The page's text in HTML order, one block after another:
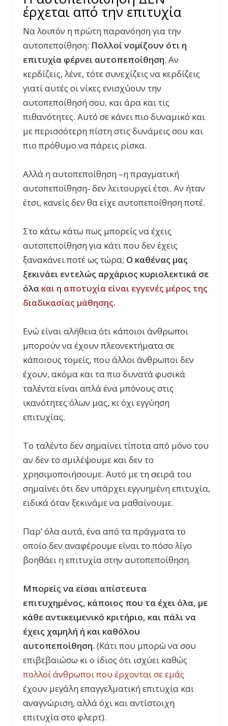
έρχεται από την επιτυχία
Να λοιπόν η πρώτη παρανόηση για την
αυτοπεποίθηση: Πολλοί νομίζουν ότι η
επιτυχία φέρνει αυτοπεποίθηση. Αν
κερδίζεις, λένε, τότε συνεχίζεις να κερδίζεις
γιατί αυτές οι νίκες ενισχύουν την
αυτοπεποίθησή σου, και άρα και τις
πιθανότητες. Αυτό σε κάνει πιο δυναμικό και
με περισσότερη πίστη στις δυνάμεις σου και
πιο πρόθυμο να πάρεις ρίσκα.
Αλλά η αυτοπεποίθηση –η πραγματική
αυτοπεποίθηση- δεν λειτουργεί έτσι. Αν ήταν
έτσι, κανείς δεν θα είχε αυτοπεποίθηση ποτέ.
Στο κάτω κάτω πως μπορείς να έχεις
αυτοπεποίθηση για κάτι που δεν έχεις
ξανακάνει ποτέ ως τώρα; Ο καθένας μας
ξεκινάει εντελώς αρχάριος κυριολεκτικά σε
όλα και η αποτυχία είναι εγγενές μέρος της
διαδικασίας μάθησης.
Ενώ είναι αλήθεια ότι κάποιοι άνθρωποι
μπορούν να έχουν πλεονεκτήματα σε
κάποιους τομείς, που άλλοι άνθρωποι δεν
έχουν, ακόμα και τα πιο δυνατά φυσικά
ταλέντα είναι απλά ένα μπόνους στις
ικανότητες όλων μας, κι όχι εγγύηση
επιτυχίας.
Το ταλέντο δεν σημαίνει τίποτα από μόνο του
αν δεν το σμιλέψουμε και δεν το
χρησιμοποιήσουμε. Αυτό με τη σειρά του
σημαίνει ότι δεν υπάρχει εγγυημένη επιτυχία,
ειδικά όταν ξεκινάμε να μαθαίνουμε.
Παρ’ όλα αυτά, ένα από τα πράγματα το
οποίο δεν αναφέρουμε είναι το πόσο λίγο
βοηθάει η επιτυχία στην αυτοπεποίθηση.
Μπορείς να είσαι απίστευτα
επιτυχημένος, κάποιος που τα έχει όλα, με
κάθε αντικειμενικό κριτήριο, και πάλι να
έχεις χαμηλή ή και καθόλου
αυτοπεποίθηση. (Κάτι που μπορώ να σου
επιβεβαιώσω κι ο ίδιος ότι ισχύει καθώς
πολλοί άνθρωποι που έρχονται σε εμάς
έχουν μεγάλη επαγγελματική επιτυχία και
αναγνώριση, αλλά όχι και αντίστοιχη
επιτυχία στο φλερτ).